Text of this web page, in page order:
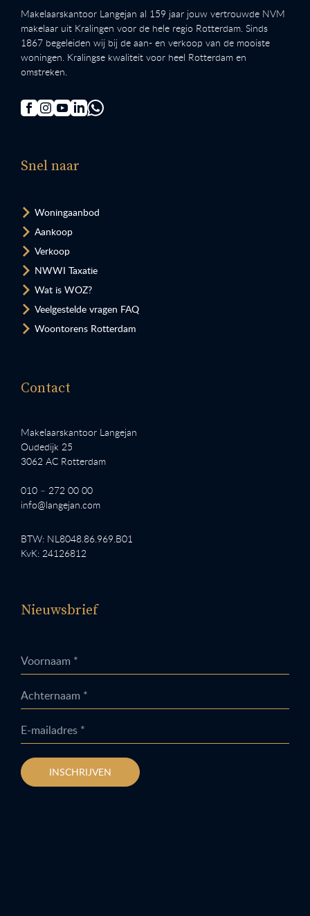
Makelaarskantoor Langejan al 159 jaar jouw vertrouwde NVM
makelaar uit Kralingen voor de hele regio Rotterdam. Sinds
1867 begeleiden wij bij de aan- en verkoop van de mooiste
woningen. Kralingse kwaliteit voor heel Rotterdam en
omstreken.
Snel naar
Woningaanbod
Aankoop
Verkoop
NWWI Taxatie
Wat is WOZ?
Veelgestelde vragen FAQ
Woontorens Rotterdam
Contact
Makelaarskantoor Langejan
Oudedijk 25
3062 AC Rotterdam
010 – 272 00 00
info@langejan.com
BTW: NL8048.86.969.B01
KvK: 24126812
Nieuwsbrief
Voornaam *
Achternaam *
E-mailadres *
INSCHRIJVEN